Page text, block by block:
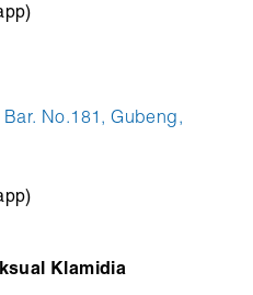
No.181, Gubeng,
Klamidia